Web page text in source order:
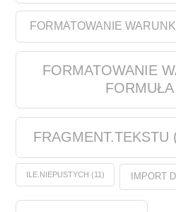
FORMATOWANIE
FORMATOWANIE
FORMUŁA
FRAGMENT.TEKSTU
ILE.NIEPUSTYCH (11) IMPORT